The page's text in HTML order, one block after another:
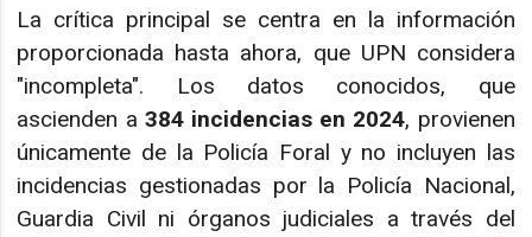
La crítica principal se centra en la información
proporcionada hasta ahora, que UPN considera
"incompleta". Los datos conocidos, que
ascienden a 384 incidencias en 2024, provienen
únicamente de la Policía Foral y no incluyen las
incidencias gestionadas por la Policía Nacional,
Guardia Civil ni órganos judiciales a través del